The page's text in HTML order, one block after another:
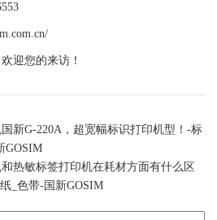
迎您的来访！
新G-220A，超宽幅标识打印机型！-标
GOSIM
热敏标签打印机在耗材方面有什么区
_色带-国新GOSIM